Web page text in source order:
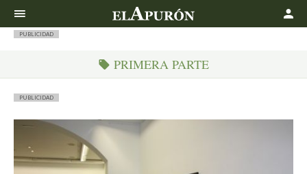
PUBLICIDAD
PRIMERA PARTE
PUBLICIDAD